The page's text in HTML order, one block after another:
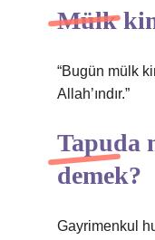
Mülk
“Bugün mülk
Allah’ındır.”
Tapuda
demek?
Gayrimenkul